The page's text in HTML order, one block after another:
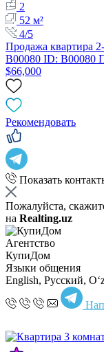
2
52 м²
4/5
Продажа квартира
B00080 ID: B00080
$66,000
Рекомендовать
Показать
Пожалуйста,
на Realting.uz
Агентство
КупиДом
Языки общения
English, Русский,